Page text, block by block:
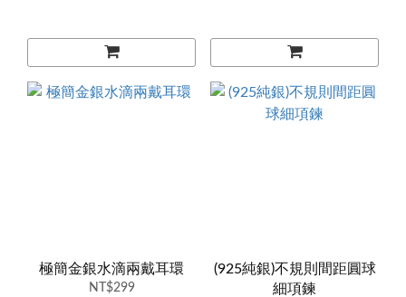
極簡金銀水滴兩戴耳環
NT$299
(925純銀)不規則間距圓球
細項鍊